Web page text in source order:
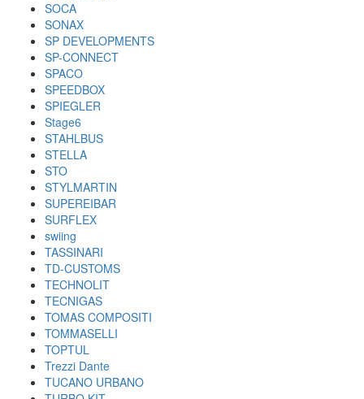
SOCA
SONAX
SP DEVELOPMENTS
SP-CONNECT
SPACO
SPEEDBOX
SPIEGLER
Stage6
STAHLBUS
STELLA
STO
STYLMARTIN
SUPEREIBAR
SURFLEX
swiing
TASSINARI
TD-CUSTOMS
TECHNOLIT
TECNIGAS
TOMAS COMPOSITI
TOMMASELLI
TOPTUL
Trezzi Dante
TUCANO URBANO